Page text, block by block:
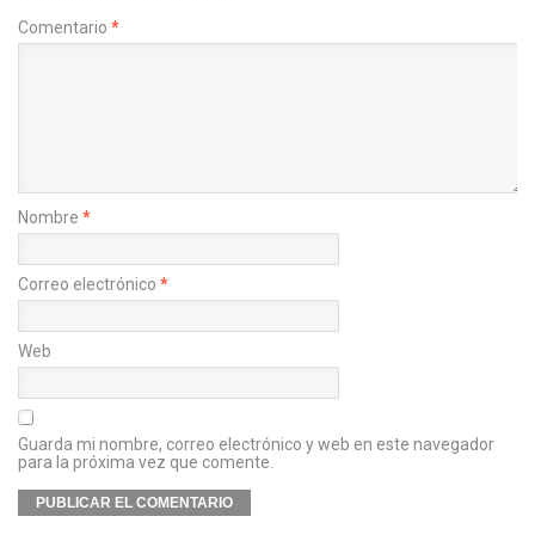
Comentario *
Nombre *
Correo electrónico *
Web
Guarda mi nombre, correo electrónico y web en este navegador
para la próxima vez que comente.